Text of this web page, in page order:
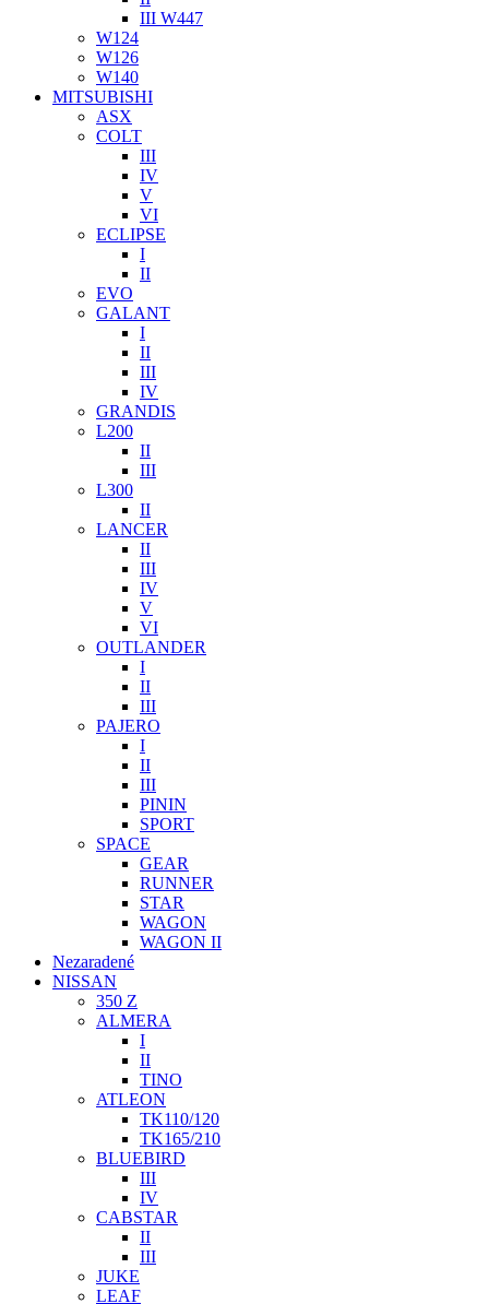
III W447
W124
W126
W140
MITSUBISHI
ASX
COLT
III
IV
V
VI
ECLIPSE
I
II
EVO
GALANT
I
II
III
IV
GRANDIS
L200
II
III
L300
II
LANCER
II
III
IV
V
VI
OUTLANDER
I
II
III
PAJERO
I
II
III
PININ
SPORT
SPACE
GEAR
RUNNER
STAR
WAGON
WAGON II
Nezaradené
NISSAN
350 Z
ALMERA
I
II
TINO
ATLEON
TK110/120
TK165/210
BLUEBIRD
III
IV
CABSTAR
II
III
JUKE
LEAF